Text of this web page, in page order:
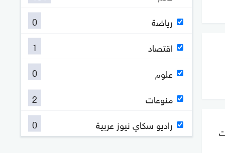
رياضة
0
اقتصاد
1
علوم
0
منوعات
2
راديو سكاي نيوز عربية
0